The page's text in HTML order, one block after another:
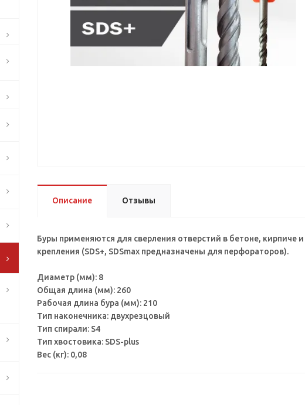
Описание Отзывы
Буры применяются для сверления отверстий в бетоне,
крепления (SDS+, SDSmax предназначены для перфораторов).
Диаметр (мм): 8
Общая длина (мм): 260
Рабочая длина бура (мм): 210
Тип наконечника: двухрезцовый
Тип спирали: S4
Тип хвостовика: SDS-plus
Вес (кг): 0,08